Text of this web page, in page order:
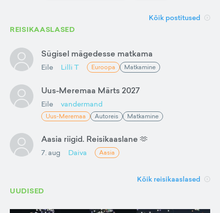
Kõik postitused
REISIKAASLASED
Sügisel mägedesse matkama
Eile Lilli T Euroopa Matkamine
Uus-Meremaa Märts 2027
Eile vandermand
Uus-Meremaa Autoreis Matkamine
Aasia riigid. Reisikaaslane 🫶
7. aug Daiva Aasia
Kõik reisikaaslased
UUDISED